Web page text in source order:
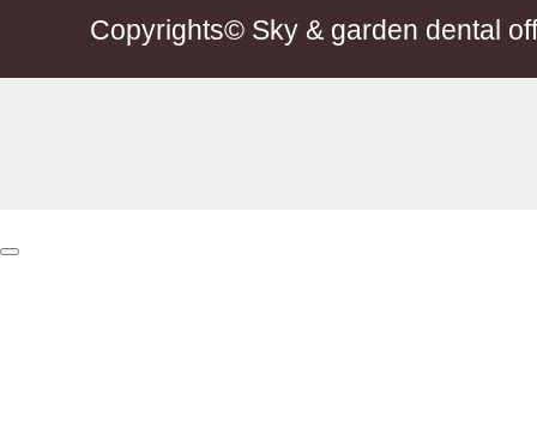
Copyrights© Sky & garden dental